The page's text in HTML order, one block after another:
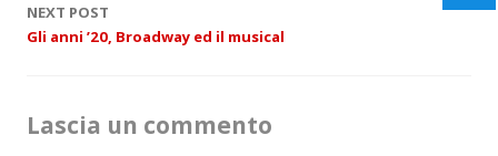
s
n
NEXT POST
Gli anni ’20, Broadway ed il musical
Lascia un commento